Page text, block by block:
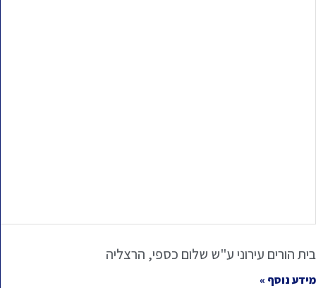
בית הורים עירוני ע"ש שלום כספי, הרצליה
מידע נוסף »